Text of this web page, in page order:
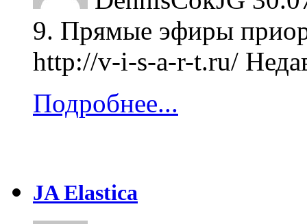
9. Прямые эфиры
http://v-i-s-a-r-t.ru/
Подробнее...
JA Elastica